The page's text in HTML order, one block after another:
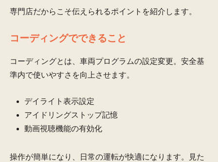
専門店だからこそ伝えられるポイントを紹介します。
コーディングでできること
コーディングとは、車両プログラムの設定変更。安全基
準内で使いやすさを向上させます。
デイライト表示設定
アイドリングストップ記憶
動画視聴機能の有効化
操作が簡単になり、日常の運転が快適になります。見た